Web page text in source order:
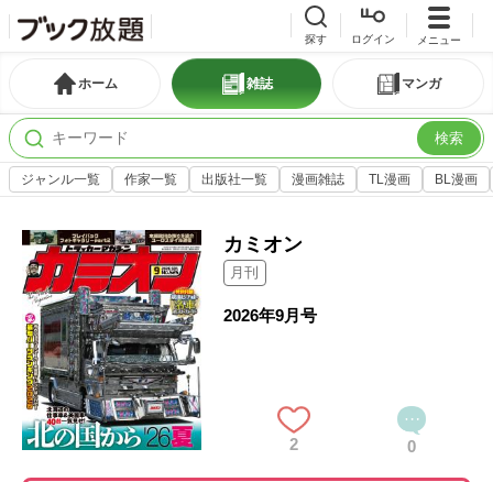
探す ログイン メニュー
ホーム 雑誌 マンガ
検索
ジャンル一覧 作家一覧 出版社一覧 漫画雑誌 TL漫画 BL漫画
カミオン
月刊
2026年9月号
2 0